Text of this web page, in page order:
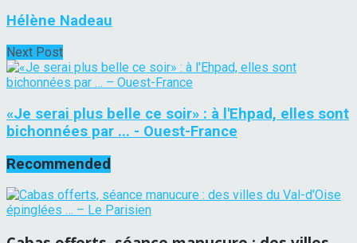
Hélène Nadeau
Next Post
«Je serai plus belle ce soir» : à l'Ehpad, elles sont
bichonnées par ... - Ouest-France
Recommended